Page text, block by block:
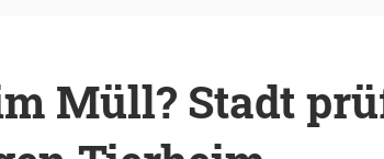
Müll? Stadt